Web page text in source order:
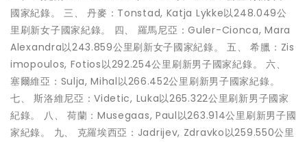
國家紀錄。 三、 丹麥：Tonstad, Katja Lykke以248.049公
里刷新女子國家紀錄。 四、 羅馬尼亞：Guler-Cionca, Mara
Alexandra以243.859公里刷新女子國家紀錄。 五、 希臘：Zis
imopoulos, Fotios以292.254公里刷新男子國家紀錄。 六、
塞爾維亞：Sulja, Mihal以266.452公里刷新男子國家紀錄。
七、 斯洛維尼亞：Videtic, Luka以265.322公里刷新男子國家
紀錄。 八、 荷蘭：Musegaas, Paul以263.914公里刷新男子國
家紀錄。 九、 克羅埃西亞：Jadrijev, Zdravko以259.550公里